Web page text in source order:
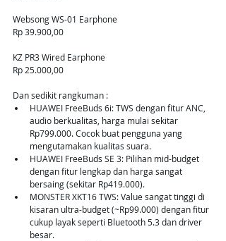
Websong WS‑01 Earphone
Rp 39.900,00
KZ PR3 Wired Earphone
Rp 25.000,00
Dan sedikit rangkuman :
HUAWEI FreeBuds 6i: TWS dengan fitur ANC,
audio berkualitas, harga mulai sekitar
Rp799.000. Cocok buat pengguna yang
mengutamakan kualitas suara.
HUAWEI FreeBuds SE 3: Pilihan mid-budget
dengan fitur lengkap dan harga sangat
bersaing (sekitar Rp419.000).
MONSTER XKT16 TWS: Value sangat tinggi di
kisaran ultra-budget (~Rp99.000) dengan fitur
cukup layak seperti Bluetooth 5.3 dan driver
besar.